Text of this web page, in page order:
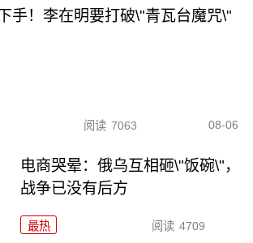
手！李在明要打破\"青瓦台魔咒\"
阅读 7063 08-06
电商哭晕：俄乌互相砸\"饭碗\"，
战争已没有后方
最热 阅读 4709